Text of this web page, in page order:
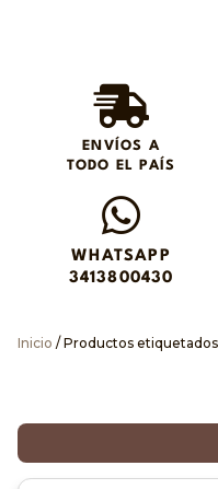
Envios
ENVÍOS A
TODO EL PAÍS
WHATSAPP
3413800430
Inicio / Productos etiquetados